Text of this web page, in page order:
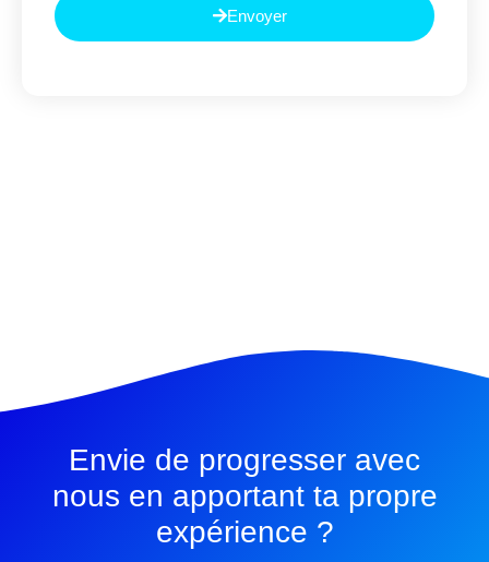
Envoyer
Envie de progresser avec
nous en apportant ta propre
expérience ?